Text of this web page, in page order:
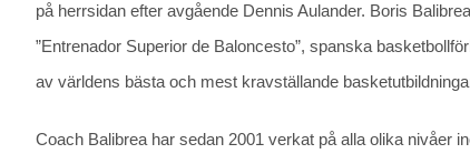
på herrsidan efter avgående Dennis Aulander. Boris
”Entrenador Superior de Baloncesto”, spanska
av världens bästa och mest kravställande
Coach Balibrea har sedan 2001 verkat på alla olika nivåer